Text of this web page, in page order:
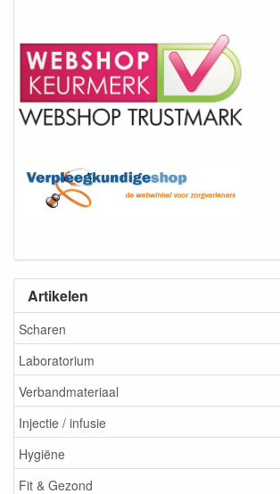
Artikelen
Scharen
Laboratorium
Verbandmateriaal
Injectie / infusie
Hygiëne
Fit & Gezond